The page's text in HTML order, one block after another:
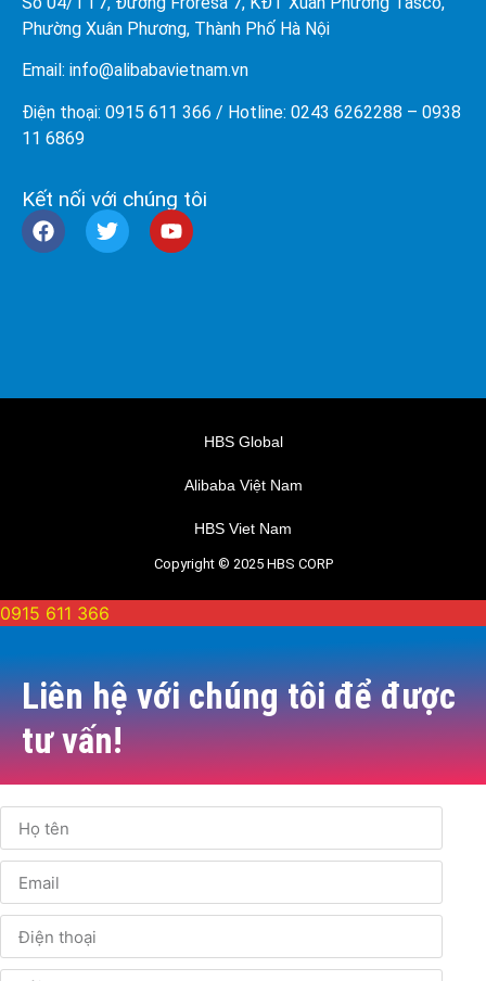
Phường Xuân Phương, Thành Phố Hà Nội
Email: info@alibabavietnam.vn
Điện thoại: 0915 611 366 / Hotline: 0243 6262288 – 0938
11 6869
Kết nối với chúng tôi
HBS Global
Alibaba Việt Nam
HBS Viet Nam
Copyright © 2025 HBS CORP
0915 611 366
Liên hệ với chúng tôi để được
tư vấn!